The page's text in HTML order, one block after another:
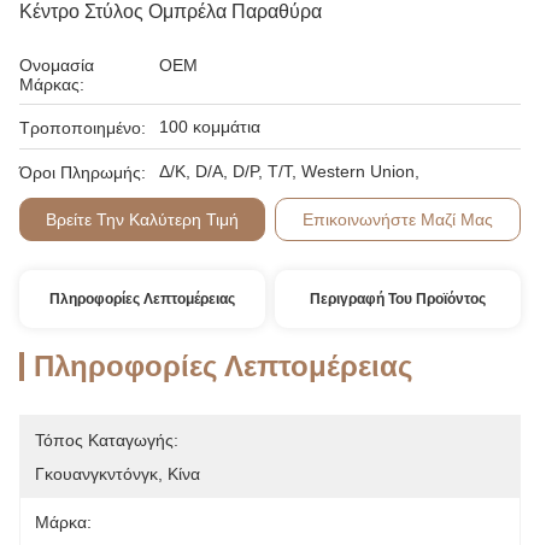
Κέντρο Στύλος Ομπρέλα Παραθύρα
Ονομασία
Μάρκας:
OEM
Τροποποιημένο: 100 κομμάτια
Όροι Πληρωμής: Δ/Κ, D/Α, D/P, T/T, Western Union,
Βρείτε Την Καλύτερη Τιμή Επικοινωνήστε Μαζί Μας
Πληροφορίες Λεπτομέρειας Περιγραφή Του Προϊόντος
Πληροφορίες Λεπτομέρειας
Τόπος Καταγωγής:
Γκουανγκντόνγκ, Κίνα
Μάρκα: